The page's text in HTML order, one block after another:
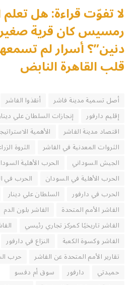
لا تفوّت قراءة: هل
رمسيس كان قرية
دنين”؟ أسرار لم
قلب القاهرة النابض
أصل تسمية مدينة فاشر أنقذوا الفاشر
إقليم دارفور
إنجازات السلطان علي
اقتصاد مدينة الفاشر
الأهمية
الثروات المعدنية في الفاشر
الثروة
الجيش السوداني
الحرب الأهلية
الحرب الأهلية في السودان
الحرب في
الحرب في دارفور
السلطان علي دينار
الفاشر الأمم المتحدة
الفاشر بلون الدم
الفاشر تاريخيًا كمركز تجاري رئيسي
الفاشر وكسوة الكعبة
النزاع في دارفور
تقارير الأمم المتحدة عن الفاشر
حرب
حميدتي
دارفور
سوق أم دفسو